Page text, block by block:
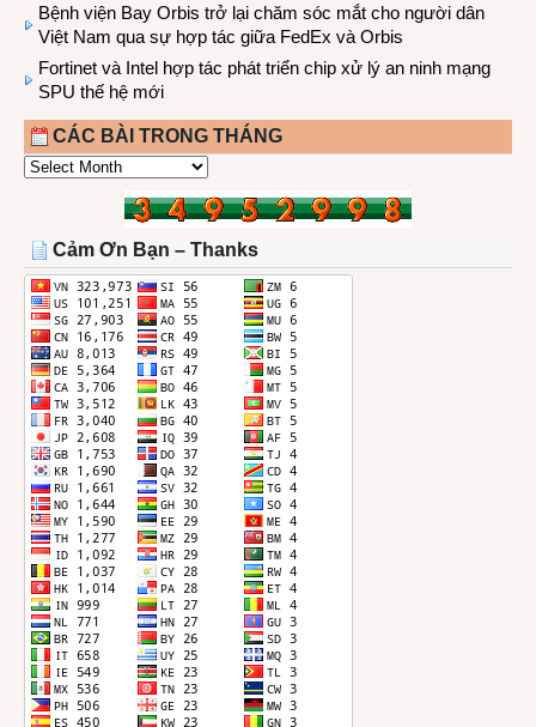
Bệnh viện Bay Orbis trở lại chăm sóc mắt cho người dân
Việt Nam qua sự hợp tác giữa FedEx và Orbis
Fortinet và Intel hợp tác phát triển chip xử lý an ninh mạng
SPU thế hệ mới
CÁC BÀI TRONG THÁNG
CÁC
THÁNG
Cảm Ơn Bạn – Thanks